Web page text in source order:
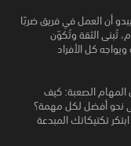
أن العمل في فريق ضربًا
تُبنى الثقة وتُكوّن
كل الأفراد
المهام الصعبة: كيف
نحو أفضل لكل مهمة؟
تكتيكاتك المبدعة